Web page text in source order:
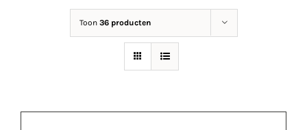
Toon 36 producten